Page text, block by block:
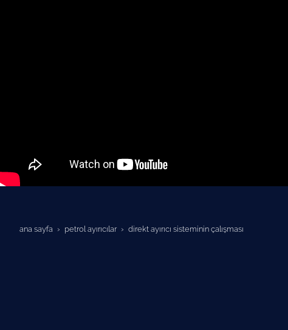
ana sayfa petrol ayiricilar direkt ayırıcı sisteminin çalışması